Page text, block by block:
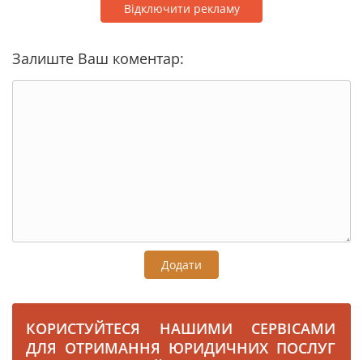
Відключити рекламу
Залиште Ваш коментар:
Додати
КОРИСТУЙТЕСЯ НАШИМИ СЕРВІСАМИ
ДЛЯ ОТРИМАННЯ ЮРИДИЧНИХ ПОСЛУГ